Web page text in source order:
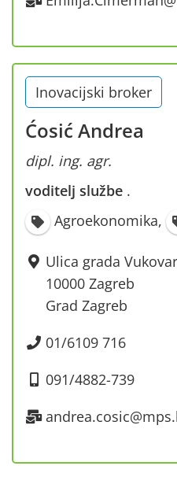
Inovacijski broker
Ćosić Andrea
dipl. ing. agr.
voditelj službe ·
Agroekonomika,
Ulica grada
10000 Zagreb
Grad Zagreb
01/6109 716
091/4882-739